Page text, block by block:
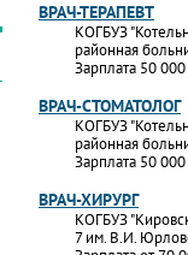
ВРАЧ-ТЕРАПЕВТ
КОГБУЗ
районная
Зарплата 50
ВРАЧ-СТОМАТОЛОГ
КОГБУЗ
районная
Зарплата 50
ВРАЧ-ХИРУРГ
КОГБУЗ
7 им. В.И.